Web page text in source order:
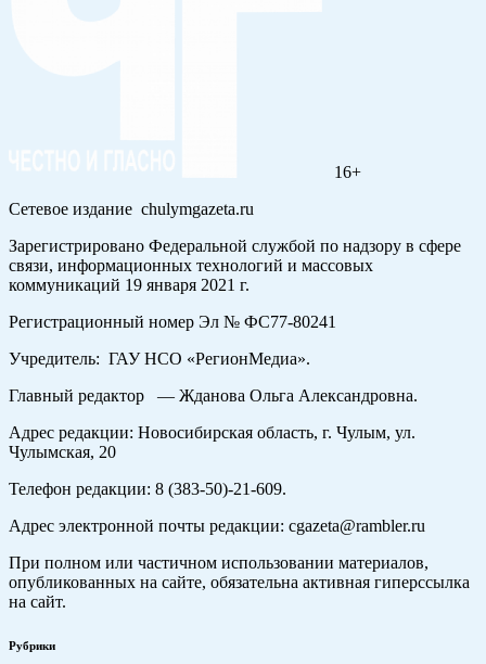
16+
Сетевое издание chulymgazeta.ru
Зарегистрировано Федеральной службой по надзору в сфере
связи, информационных технологий и массовых
коммуникаций 19 января 2021 г.
Регистрационный номер Эл № ФС77-80241
Учредитель: ГАУ НСО «РегионМедиа».
Главный редактор — Жданова Ольга Александровна.
Адрес редакции: Новосибирская область, г. Чулым, ул.
Чулымская, 20
Телефон редакции: 8 (383-50)-21-609.
Адрес электронной почты редакции: cgazeta@rambler.ru
При полном или частичном использовании материалов,
опубликованных на сайте, обязательна активная гиперссылка
на сайт.
Рубрики